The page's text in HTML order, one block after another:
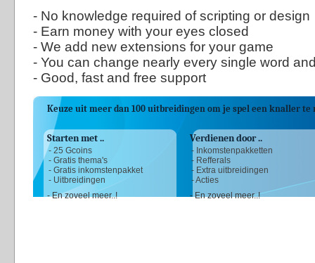
- No knowledge required of scripting or design
- Earn money with your eyes closed
- We add new extensions for your game
- You can change nearly every single word
- Good, fast and free support
Keuze uit meer dan 100 uitbreidingen om je spel een knaller te
Starten met ..
- 25 Gcoins
- Gratis thema's
- Gratis inkomstenpakket
- Uitbreidingen
- En zoveel meer..!
Verdienen door ..
- Inkomstenpakketten
- Refferals
- Extra uitbreidingen
- Acties
- En zoveel meer..!